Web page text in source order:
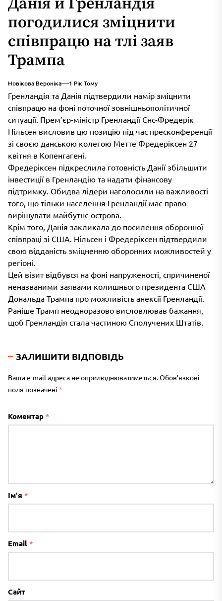
Данія й Гренландія
погодилися зміцнити
співпрацю на тлі заяв
Трампа
Новікова Вероніка 1 Рік Тому
Гренландія та Данія підтвердили намір зміцнити
співпрацю на фоні поточної зовнішньополітичної
ситуації. Прем’єр-міністр Гренландії Єнс-Фредерік
Нільсен висловив цю позицію під час пресконференції
зі своєю данською колегою Метте Фредеріксен 27
квітня в Копенгагені.
Фредеріксен підкреслила готовність Данії збільшити
інвестиції в Гренландію та надати фінансову
підтримку. Обидва лідери наголосили на важливості
того, що тільки населення Гренландії має право
вирішувати майбутнє острова.
Крім того, Данія закликала до посилення оборонної
співпраці зі США. Нільсен і Фредеріксен підтвердили
свою відданість зміцненню оборонних можливостей у
регіоні.
Цей візит відбувся на фоні напруженості, спричиненої
неназваними заявами колишнього президента США
Дональда Трампа про можливість анексії Гренландії.
Раніше Трамп неодноразово висловлював бажання,
щоб Гренландія стала частиною Сполучених Штатів.
ЗАЛИШИТИ ВІДПОВІДЬ
Ваша e-mail адреса не оприлюднюватиметься.Обов’язкові
поля позначені *
Коментар *
Ім'я *
Email *
Сайт